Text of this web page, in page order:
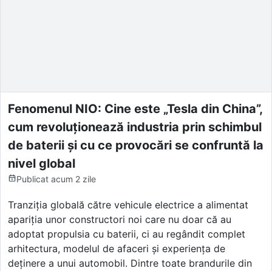
Fenomenul NIO: Cine este „Tesla din China”,
cum revoluționează industria prin schimbul
de baterii și cu ce provocări se confruntă la
nivel global
Publicat acum 2 zile
Tranziția globală către vehicule electrice a alimentat
apariția unor constructori noi care nu doar că au
adoptat propulsia cu baterii, ci au regândit complet
arhitectura, modelul de afaceri și experiența de
deținere a unui automobil. Dintre toate brandurile din